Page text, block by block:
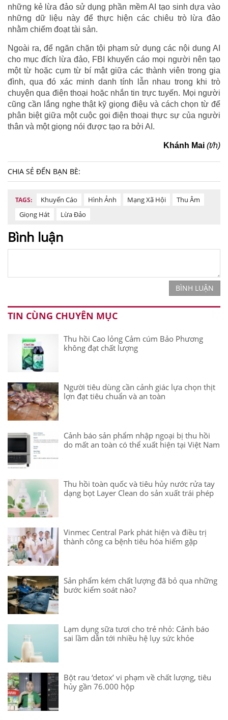
những kẻ lừa đảo sử dụng phần mềm AI tạo sinh dựa vào
những dữ liệu này để thực hiện các chiêu trò lừa đảo
nhằm chiếm đoạt tài sản.
Ngoài ra, để ngăn chặn tội phạm sử dụng các nội dung AI
cho mục đích lừa đảo, FBI khuyến cáo mọi người nên tạo
một từ hoặc cụm từ bí mật giữa các thành viên trong gia
đình, qua đó xác minh danh tính lẫn nhau trong khi trò
chuyện qua điện thoại hoặc nhắn tin trực tuyến. Mọi người
cũng cần lắng nghe thật kỹ giọng điệu và cách chọn từ để
phân biệt giữa một cuộc gọi điện thoại thực sự của người
thân và một giọng nói được tạo ra bởi AI.
Khánh Mai (t/h)
CHIA SẺ ĐẾN BẠN BÈ:
TAGS: Khuyến Cáo Hình Ảnh Mạng Xã Hội
Thu Âm
Giọng Hát
Lừa Đảo
Bình luận
BÌNH LUẬN
TIN CÙNG CHUYÊN MỤC
Thu hồi Cao lỏng Cảm cúm Bảo Phương
không đạt chất lượng
Người tiêu dùng cần cảnh giác lựa chọn thịt
lợn đạt tiêu chuẩn và an toàn
Cảnh báo sản phẩm nhập ngoại bị thu hồi
do mất an toàn có thể xuất hiện tại Việt Nam
Thu hồi toàn quốc và tiêu hủy nước rửa tay
dạng bọt Layer Clean do sản xuất trái phép
Vinmec Central Park phát hiện và điều trị
thành công ca bệnh tiêu hóa hiếm gặp
Sản phẩm kém chất lượng đã bỏ qua những
bước kiểm soát nào?
Lạm dụng sữa tươi cho trẻ nhỏ: Cảnh báo
sai lầm dẫn tới nhiều hệ lụy sức khỏe
Bột rau ‘detox’ vi phạm về chất lượng, tiêu
hủy gần 76.000 hộp